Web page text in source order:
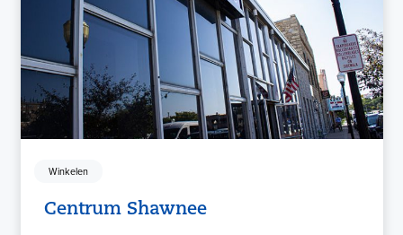
Winkelen
Centrum Shawnee